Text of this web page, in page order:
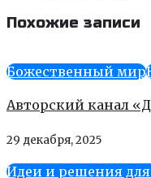
Похожие записи
Божественный мир
Авторский канал
29 декабря, 2025
Идеи и решения